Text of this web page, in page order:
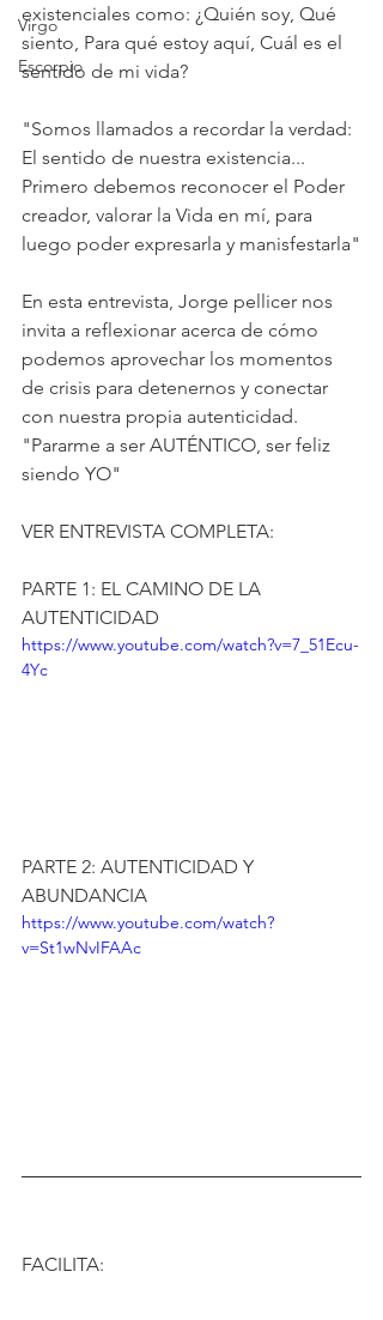
Virgo
Escorpio
existenciales como: ¿Quién soy, Qué
siento, Para qué estoy aquí, Cuál es el
sentido de mi vida?
"Somos llamados a recordar la verdad:
El sentido de nuestra existencia...
Primero debemos reconocer el Poder
creador, valorar la Vida en mí, para
luego poder expresarla y manisfestarla"
En esta entrevista, Jorge pellicer nos
invita a reflexionar acerca de cómo
podemos aprovechar los momentos
de crisis para detenernos y conectar
con nuestra propia autenticidad.
"Pararme a ser AUTÉNTICO, ser feliz
siendo YO"
VER ENTREVISTA COMPLETA:
PARTE 1: EL CAMINO DE LA
AUTENTICIDAD
https://www.youtube.com/watch?v=7_51Ecu-
4Yc
PARTE 2: AUTENTICIDAD Y
ABUNDANCIA
https://www.youtube.com/watch?
v=St1wNvIFAAc
FACILITA: